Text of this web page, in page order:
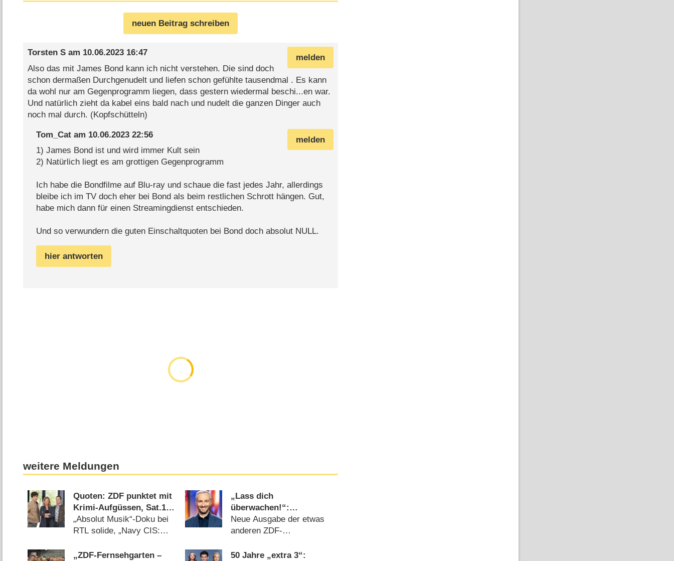
neuen Beitrag schreiben
melden
Torsten Sam 10.06.2023 16:47
Also das mit James Bond kann ich nicht verstehen. Die sind doch
schon dermaßen Durchgenudelt und liefen schon gefühlte tausendmal . Es kann
da wohl nur am Gegenprogramm liegen, dass gestern wiedermal beschi...en war.
Und natürlich zieht da kabel eins bald nach und nudelt die ganzen Dinger auch
noch mal durch. (Kopfschütteln)
melden
Tom_Catam 10.06.2023 22:56
1) James Bond ist und wird immer Kult sein
2) Natürlich liegt es am grottigen Gegenprogramm
Ich habe die Bondfilme auf Blu-ray und schaue die fast jedes Jahr, allerdings
bleibe ich im TV doch eher bei Bond als beim restlichen Schrott hängen. Gut,
habe mich dann für einen Streamingdienst entschieden.
Und so verwundern die guten Einschaltquoten bei Bond doch absolut NULL.
hier antworten
weitere Meldungen
Quoten: ZDF punktet mit
Krimi-Aufgüssen, Sat.1
mit Zweitliga-Auftakt
„Absolut Musik“-Doku bei
RTL solide, „Navy CIS:
Eins (08.08.2026)
„Lass dich
überwachen!“:
Böhmermann überrascht
wieder ahnungsloses
Neue Ausgabe der etwas
anderen ZDF-
(15.07.2026)
„ZDF-Fernsehgarten – 50 Jahre „extra 3“: